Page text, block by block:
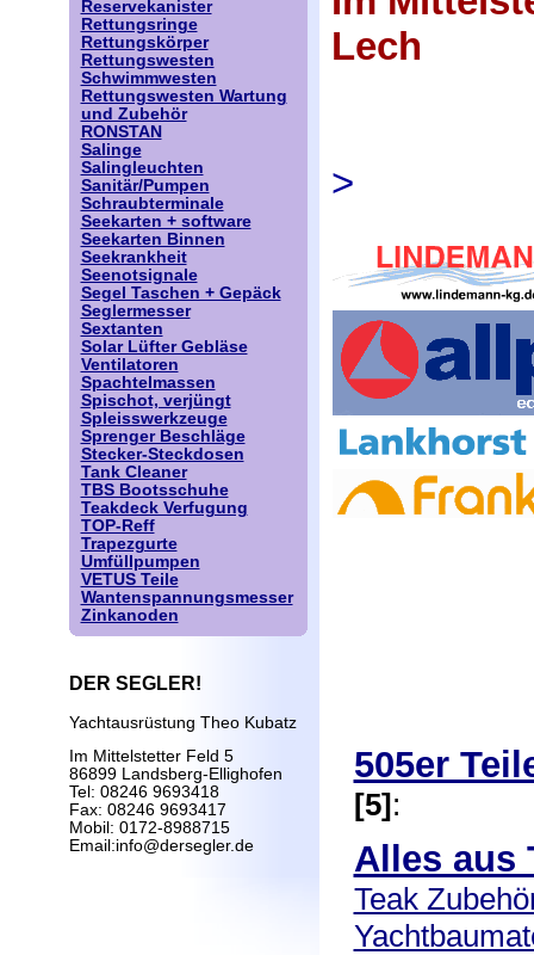
Reservekanister
Rettungsringe
Rettungskörper
Rettungswesten
Schwimmwesten
Rettungswesten Wartung
und Zubehör
RONSTAN
Salinge
Salingleuchten
Sanitär/Pumpen
Schraubterminale
Seekarten + software
Seekarten Binnen
Seekrankheit
Seenotsignale
Segel Taschen + Gepäck
Seglermesser
Sextanten
Solar Lüfter Gebläse
Ventilatoren
Spachtelmassen
Spischot, verjüngt
Spleisswerkzeuge
Sprenger Beschläge
Stecker-Steckdosen
Tank Cleaner
TBS Bootsschuhe
Teakdeck Verfugung
TOP-Reff
Trapezgurte
Umfüllpumpen
VETUS Teile
Wantenspannungsmesser
Zinkanoden
DER SEGLER!
Yachtausrüstung Theo Kubatz
Im Mittelstetter Feld 5
86899 Landsberg-Ellighofen
Tel: 08246 9693418
Fax: 08246 9693417
Mobil: 0172-8988715
Email:info@dersegler.de
Lech
>
505er
[5]:
Alles aus
Teak